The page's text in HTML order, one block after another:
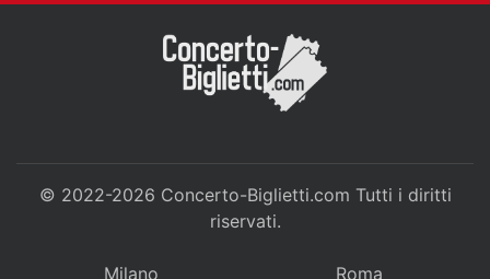
© 2022-2026 Concerto-Biglietti.com Tutti i diritti
riservati.
Milano Roma